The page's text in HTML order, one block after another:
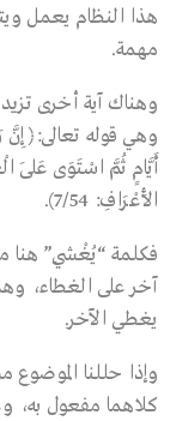
هذا النظام يعمل
مهمة.
وهناك آية أخرى
وهي قوله تعالى:﴿
أَيَّامٍ ثُمَّ اسْتَوَى عَلَى
الأَعْرَافِ: 7/54).
فكلمة “يُغْشِي” هنا
آخر على الغطاء،
يغطي الآخر.
وإذا حللنا الموضوع
كلاهما مفعول به،